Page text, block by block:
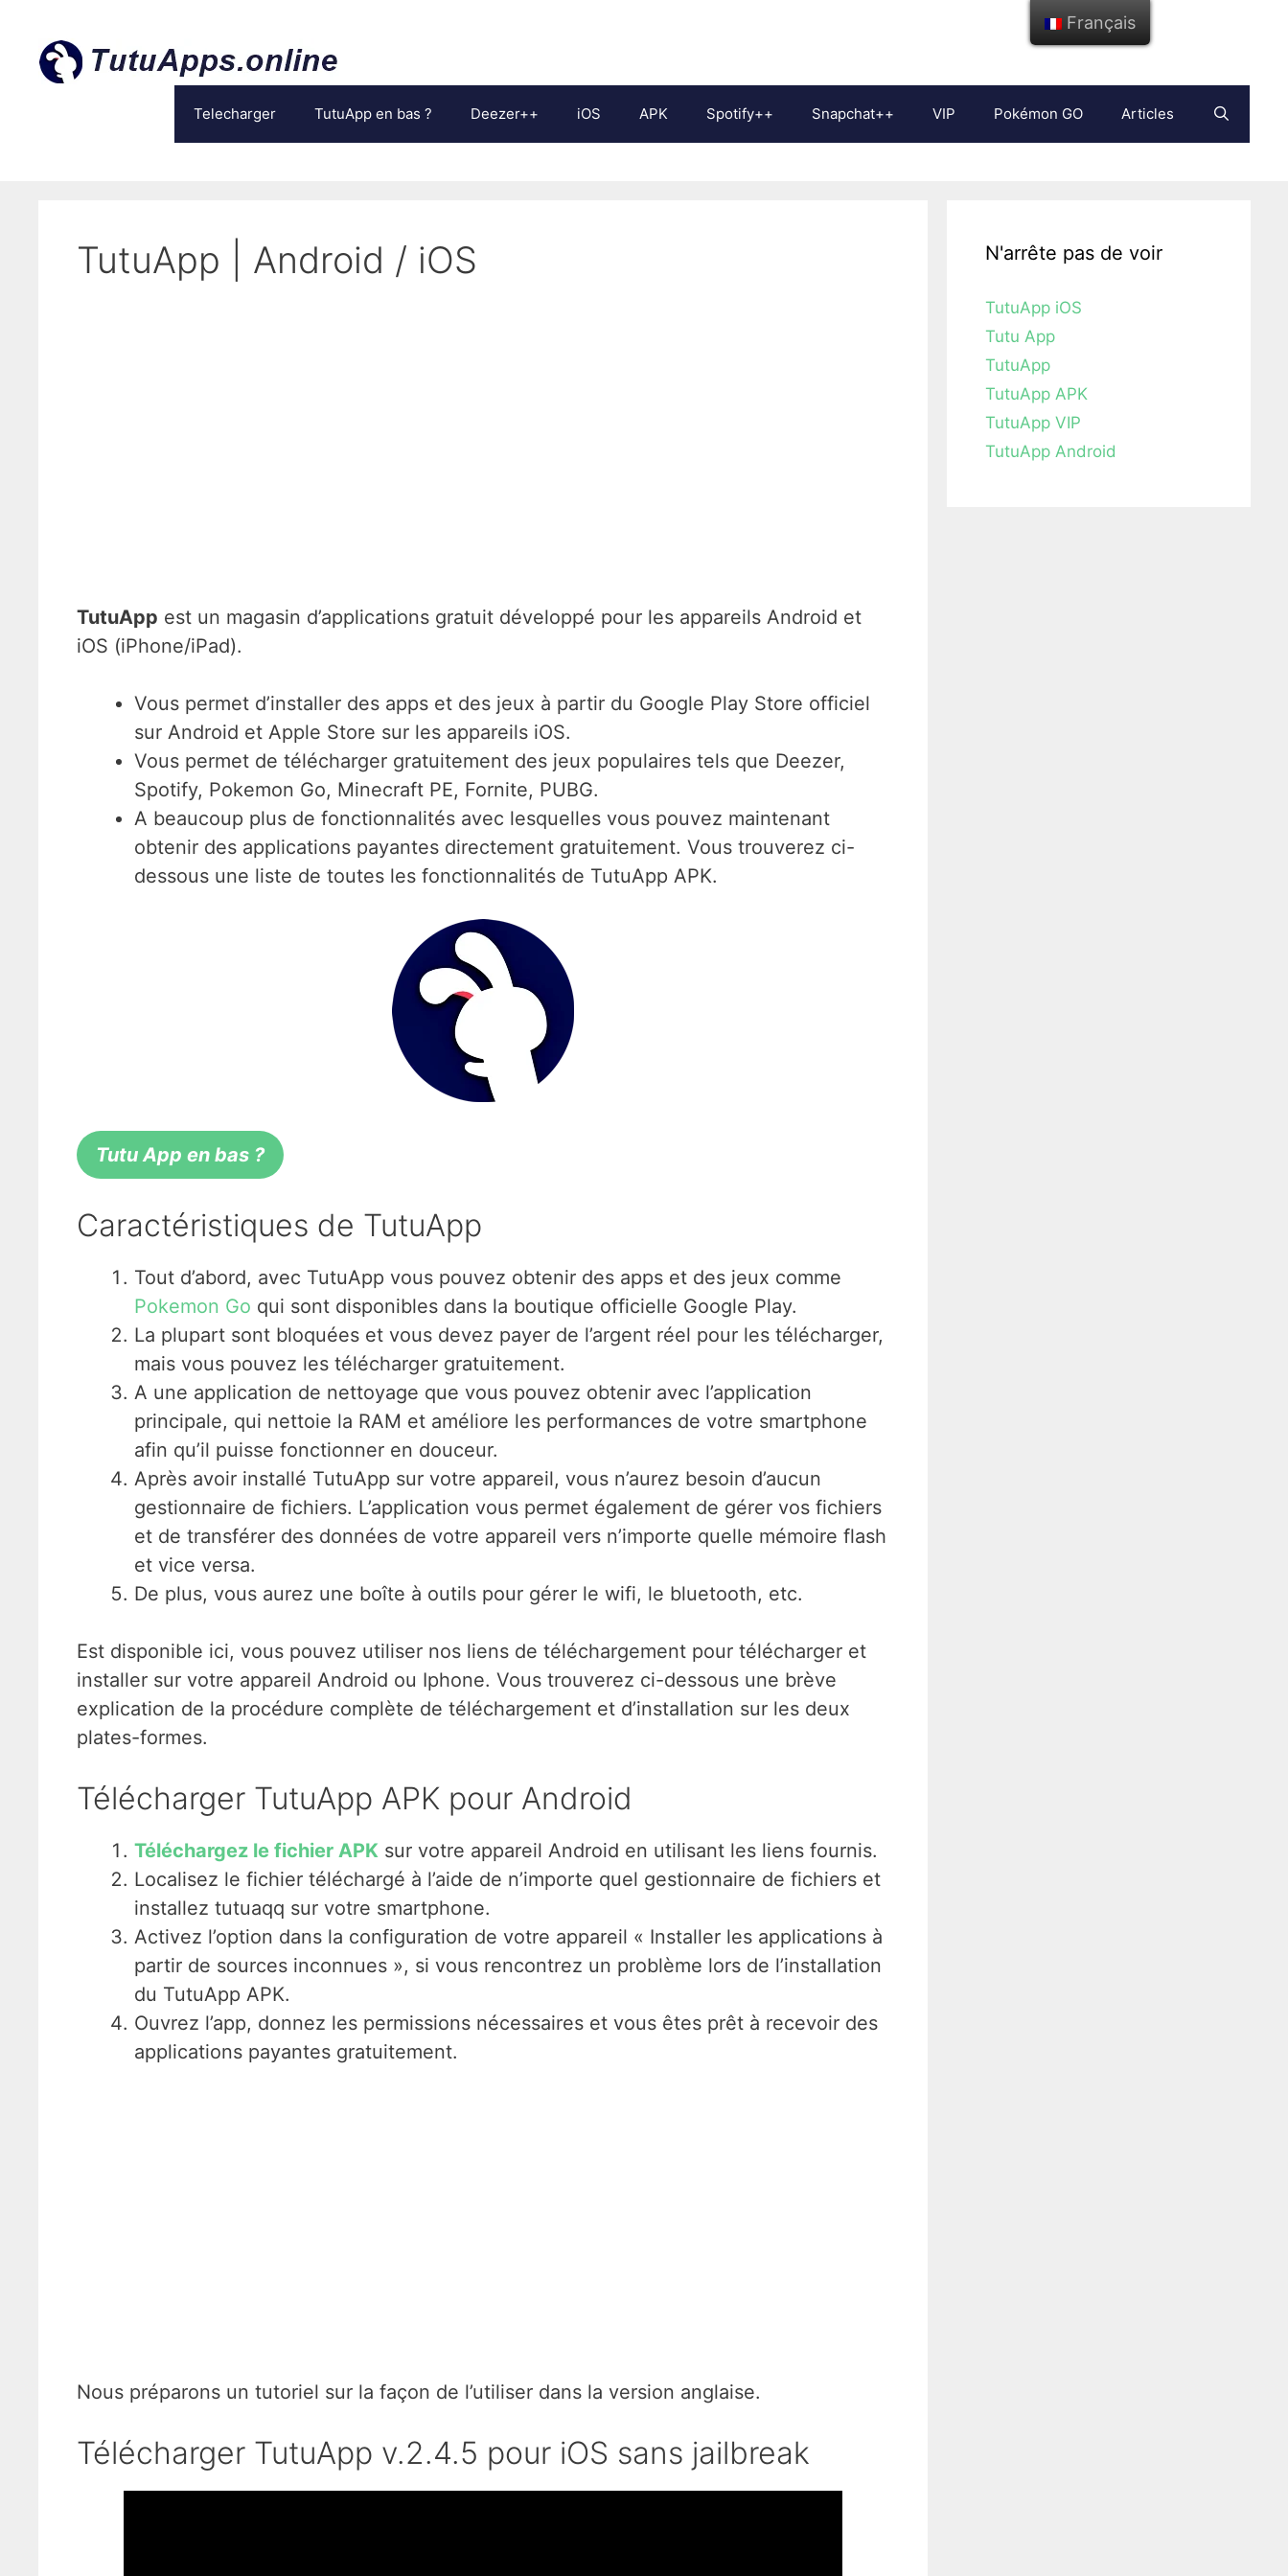
contenu
Telecharger TutuApp en bas ? Deezer++ iOS APK Spotify++ Snapchat++ VIP Pokémon GO Articles
TutuApp | Android / iOS
TutuApp est un magasin d’applications gratuit développé pour les appareils Android et
iOS (iPhone/iPad).
Vous permet d’installer des apps et des jeux à partir du Google Play Store officiel
sur Android et Apple Store sur les appareils iOS.
Vous permet de télécharger gratuitement des jeux populaires tels que Deezer,
Spotify, Pokemon Go, Minecraft PE, Fornite, PUBG.
A beaucoup plus de fonctionnalités avec lesquelles vous pouvez maintenant
obtenir des applications payantes directement gratuitement. Vous trouverez ci-
dessous une liste de toutes les fonctionnalités de TutuApp APK.
Tutu App en bas ?
Caractéristiques de TutuApp
Tout d’abord, avec TutuApp vous pouvez obtenir des apps et des jeux comme
Pokemon Go qui sont disponibles dans la boutique officielle Google Play.
La plupart sont bloquées et vous devez payer de l’argent réel pour les télécharger,
mais vous pouvez les télécharger gratuitement.
A une application de nettoyage que vous pouvez obtenir avec l’application
principale, qui nettoie la RAM et améliore les performances de votre smartphone
afin qu’il puisse fonctionner en douceur.
Après avoir installé TutuApp sur votre appareil, vous n’aurez besoin d’aucun
gestionnaire de fichiers. L’application vous permet également de gérer vos fichiers
et de transférer des données de votre appareil vers n’importe quelle mémoire flash
et vice versa.
De plus, vous aurez une boîte à outils pour gérer le wifi, le bluetooth, etc.
Est disponible ici, vous pouvez utiliser nos liens de téléchargement pour télécharger et
installer sur votre appareil Android ou Iphone. Vous trouverez ci-dessous une brève
explication de la procédure complète de téléchargement et d’installation sur les deux
plates-formes.
Télécharger TutuApp APK pour Android
Téléchargez le fichier APKsur votre appareil Android en utilisant les liens fournis.
Localisez le fichier téléchargé à l’aide de n’importe quel gestionnaire de fichiers et
installez tutuaqq sur votre smartphone.
Activez l’option dans la configuration de votre appareil « Installer les applications à
partir de sources inconnues », si vous rencontrez un problème lors de l’installation
du TutuApp APK.
Ouvrez l’app, donnez les permissions nécessaires et vous êtes prêt à recevoir des
applications payantes gratuitement.
Nous préparons un tutoriel sur la façon de l’utiliser dans la version anglaise.
Télécharger TutuApp v.2.4.5 pour iOS sans jailbreak
N'arrête pas de voir
TutuApp iOS
Tutu App
TutuApp
TutuApp APK
TutuApp VIP
TutuApp Android
Français